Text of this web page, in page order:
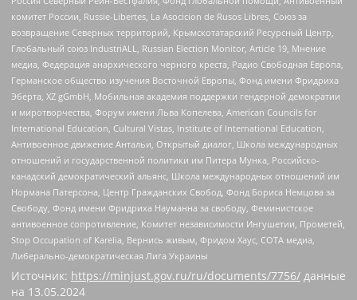
комитет России, Russie-Libertes, La Asocicion de Rusos Libres, Союз за
возвращение Северных территорий, Крымскотатарский Ресурсный Центр,
Глобальный союз IndustriALL, Russian Election Monitor, Article 19, Мнение
медиа, Федерация анархического черного креста, Радио Свободная Европа,
Германское общество изучения Восточной Европы, Фонд имени Фридриха
Эберта, XZ gGmbH, Мобильная академия поддержки гендерной демократии
и миротворчества, Форум имени Льва Копелева, American Councils for
International Education, Cultural Vistas, Institute of International Education,
Антивоенное движение Антальи, Открытый диалог, Школа международных
отношений и государственной политики им Питера Мунка, Российско-
канадский демократический альянс, Школа международных отношений им
Нормана Патерсона, Центр Гражданских Свобод, Фонд Бориса Немцова за
Свободу, Фонд имени Фридриха Науманна за свободу, Феминистское
антивоенное сопротивление, Комитет независимости Ингушетии, Прометей,
Stop Occupation of Karelia, Вернись живым, Фридом Хаус, СОТА медиа,
Либерально-демократическая Лига Украины
Источник: https://minjust.gov.ru/ru/documents/7756/ данные
на 13.05.2024